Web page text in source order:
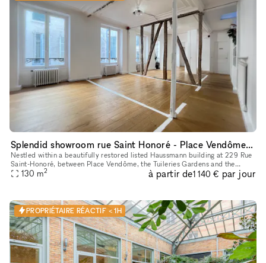
Splendid showroom rue Saint Honoré - Place Vendôme, in the heart of Paris fashion & culture district.
Nestled within a beautifully restored listed Haussmann building at 229 Rue
Saint-Honoré, between Place Vendôme, the Tuileries Gardens and the
Louvre, 229LAB offers one of Paris' most prestigious addr
130 m2 à partir de1 140 € par jour
PROPRIÉTAIRE RÉACTIF < 1H